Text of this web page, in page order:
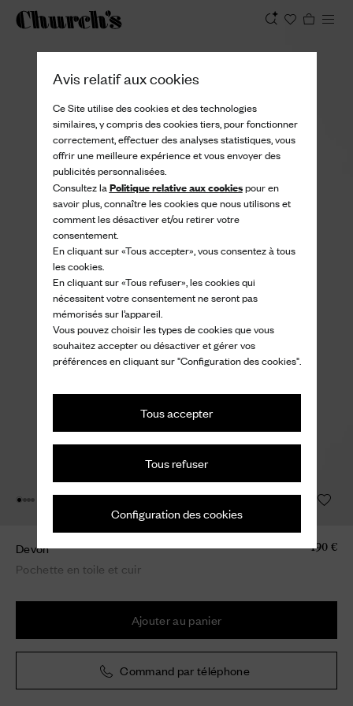
Avis relatif aux cookies
Ce Site utilise des cookies et des technologies
similaires, y compris des cookies tiers, pour fonctionner
correctement, effectuer des analyses statistiques, vous
offrir une meilleure expérience et vous envoyer des
publicités personnalisées.
Consultez la Politique relative aux cookiespour en
savoir plus, connaître les cookies que nous utilisons et
comment les désactiver et/ou retirer votre
consentement.
En cliquant sur «Tous accepter», vous consentez à tous
les cookies.
En cliquant sur «Tous refuser», les cookies qui
nécessitent votre consentement ne seront pas
mémorisés sur l’appareil.
Vous pouvez choisir les types de cookies que vous
souhaitez accepter ou désactiver et gérer vos
préférences en cliquant sur "Configuration des cookies".
Tous accepter
Tous refuser
Configuration des cookies
Devon
Pochette en toile et cuir
490 €
Ajouter au panier
Command par téléphone
Afficher